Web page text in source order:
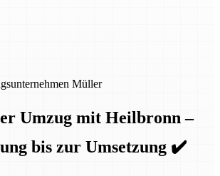
Müller
Umzug mit Heilbronn –
bis zur Umsetzung ✔️